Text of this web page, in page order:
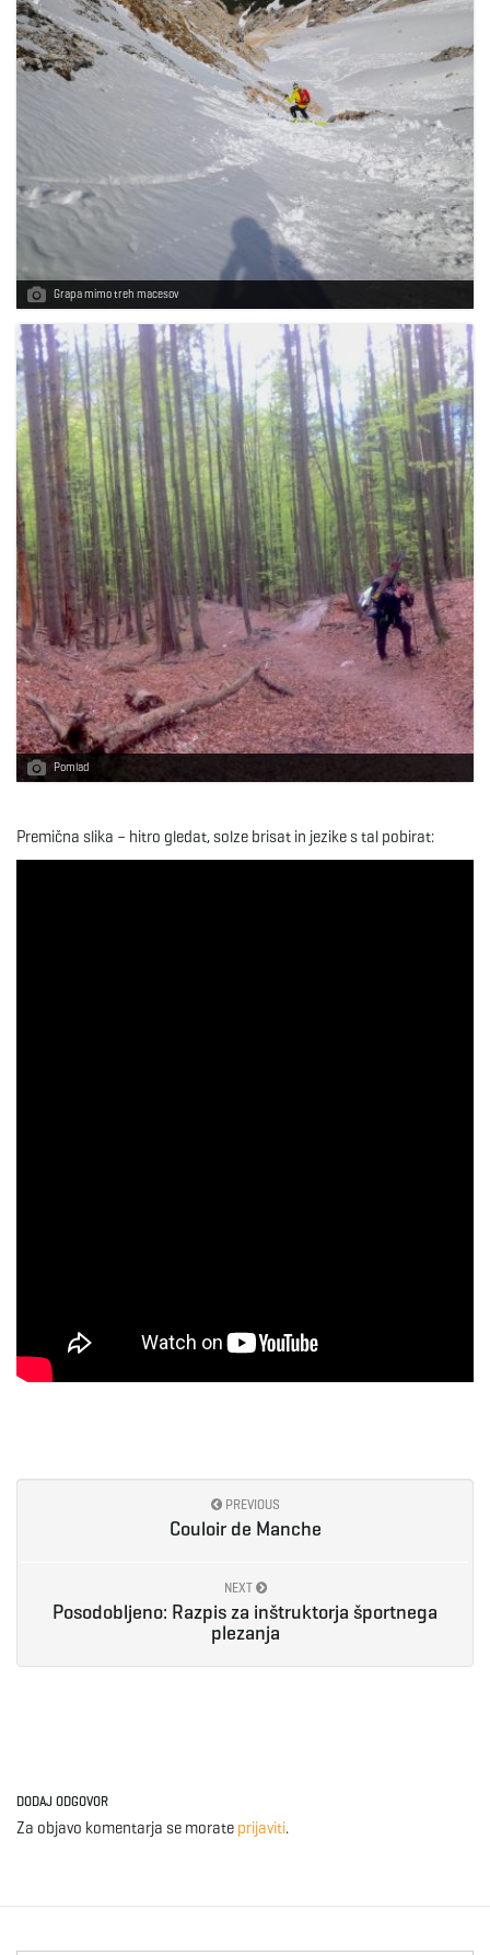
Grapa mimo treh macesov
Pomlad
Premična slika – hitro gledat, solze brisat in jezike s tal pobirat:
PREVIOUS
Couloir de Manche
NEXT
Posodobljeno: Razpis za inštruktorja športnega
plezanja
DODAJ ODGOVOR
Za objavo komentarja se morate prijaviti.